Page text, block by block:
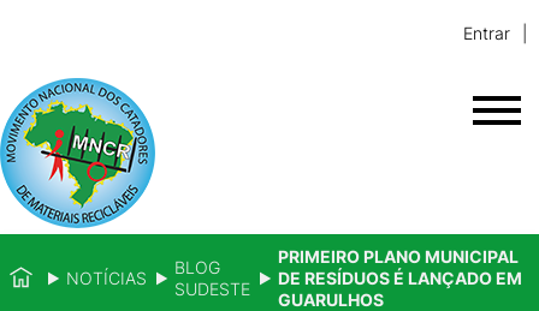
Entrar
NOTÍCIAS
BLOG
SUDESTE
PRIMEIRO PLANO MUNICIPAL
DE RESÍDUOS É LANÇADO EM
GUARULHOS